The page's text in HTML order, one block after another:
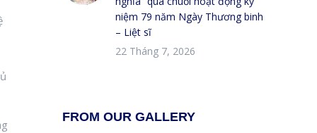
niệm 79 năm Ngày Thương binh
– Liệt sĩ
22 Tháng 7, 2026
FROM OUR GALLERY